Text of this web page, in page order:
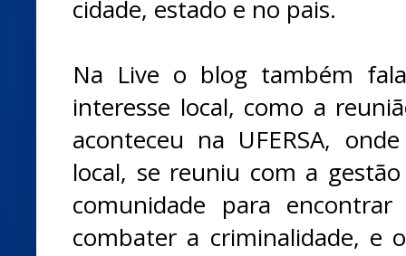
cidade, estado e no pais.
Na Live o blog também
interesse local, como a
aconteceu na UFERSA,
local, se reuniu com a
comunidade para
combater a criminalidade, e